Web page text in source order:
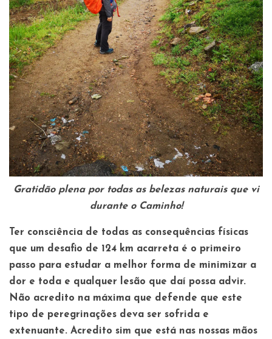
Gratidão plena por todas as belezas naturais que vi
durante o Caminho!
Ter consciência de todas as consequências físicas
que um desafio de 124 km acarreta é o primeiro
passo para estudar a melhor forma de minimizar a
dor e toda e qualquer lesão que daí possa advir.
Não acredito na máxima que defende que este
tipo de peregrinações deva ser sofrida e
extenuante. Acredito sim que está nas nossas mãos